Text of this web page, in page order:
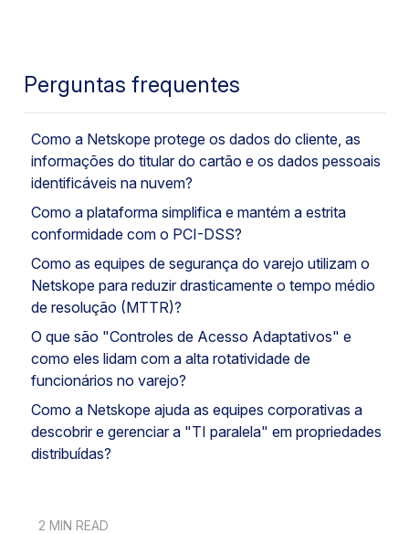
Perguntas frequentes
Como a Netskope protege os dados do cliente, as
informações do titular do cartão e os dados pessoais
identificáveis na nuvem?
Como a plataforma simplifica e mantém a estrita
conformidade com o PCI-DSS?
Como as equipes de segurança do varejo utilizam o
Netskope para reduzir drasticamente o tempo médio
de resolução (MTTR)?
O que são "Controles de Acesso Adaptativos" e
como eles lidam com a alta rotatividade de
funcionários no varejo?
Como a Netskope ajuda as equipes corporativas a
descobrir e gerenciar a "TI paralela" em propriedades
distribuídas?
2 MIN READ